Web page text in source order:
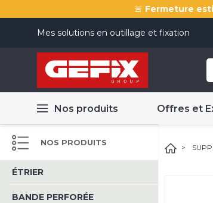
🚨 Fermeture
Mes solutions en outillage et fixation
Nos produits Offres et
NOS PRODUITS
ÉTRIER
BANDE PERFORÉE